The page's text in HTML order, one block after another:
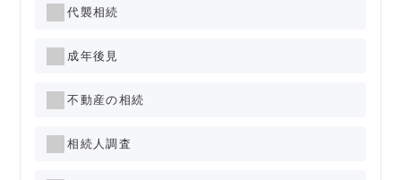
代襲相続
成年後見
不動産の相続
相続人調査